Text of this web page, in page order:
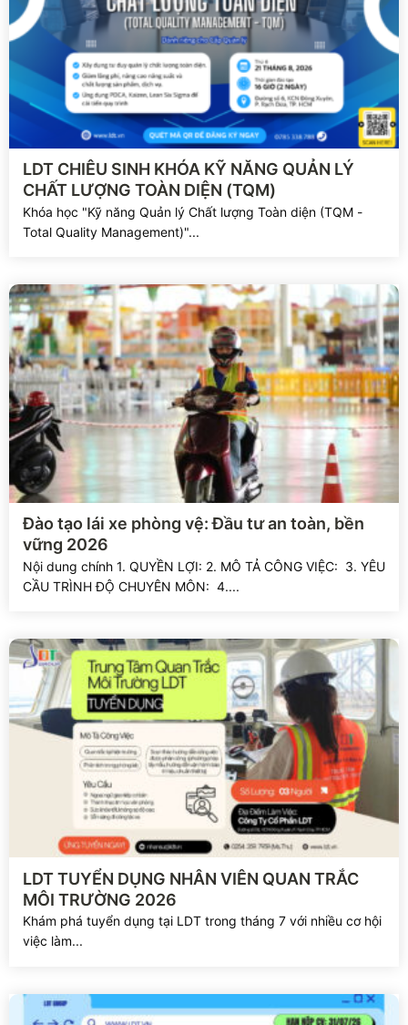
Xem chi tiết
LDT CHIÊU SINH KHÓA KỸ NĂNG QUẢN LÝ
CHẤT LƯỢNG TOÀN DIỆN (TQM)
Khóa học "Kỹ năng Quản lý Chất lượng Toàn diện (TQM -
Total Quality Management)"...
Xem chi tiết
Đào tạo lái xe phòng vệ: Đầu tư an toàn, bền
vững 2026
Nội dung chính 1. QUYỀN LỢI: 2. MÔ TẢ CÔNG VIỆC: 3. YÊU
CẦU TRÌNH ĐỘ CHUYÊN MÔN: 4....
Xem chi tiết
LDT TUYỂN DỤNG NHÂN VIÊN QUAN TRẮC
MÔI TRƯỜNG 2026
Khám phá tuyển dụng tại LDT trong tháng 7 với nhiều cơ hội
việc làm...